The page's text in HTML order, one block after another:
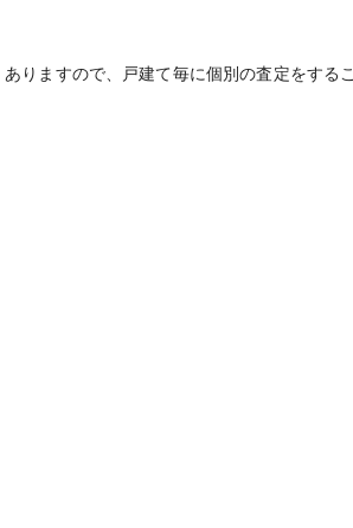
りますので、戸建て毎に個別の査定をするこ